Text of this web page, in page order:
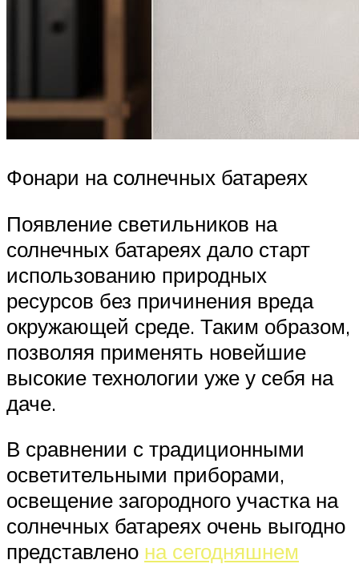
Фонари на солнечных батареях
Появление светильников на
солнечных батареях дало старт
использованию природных
ресурсов без причинения вреда
окружающей среде. Таким образом,
позволяя применять новейшие
высокие технологии уже у себя на
даче.
В сравнении с традиционными
осветительными приборами,
освещение загородного участка на
солнечных батареях очень выгодно
представлено на сегодняшнем